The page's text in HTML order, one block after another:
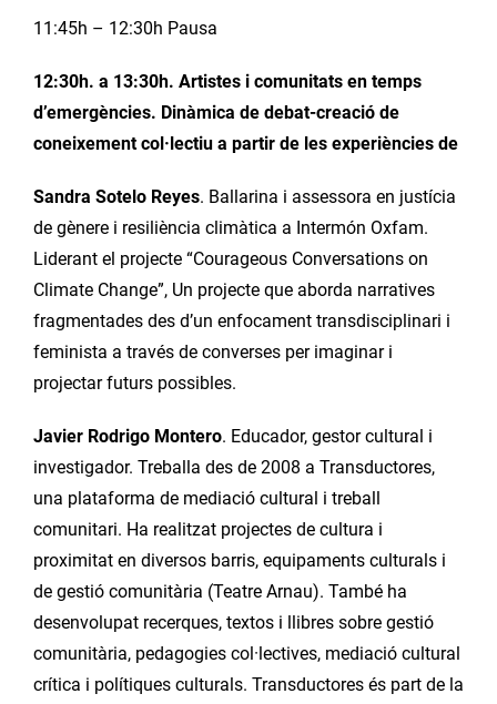
11:45h – 12:30h Pausa
12:30h. a 13:30h. Artistes i comunitats en temps
d’emergències. Dinàmica de debat-creació de
coneixement col·lectiu a partir de les experiències de
Sandra Sotelo Reyes. Ballarina i assessora en justícia
de gènere i resiliència climàtica a Intermón Oxfam.
Liderant el projecte “Courageous Conversations on
Climate Change”, Un projecte que aborda narratives
fragmentades des d’un enfocament transdisciplinari i
feminista a través de converses per imaginar i
projectar futurs possibles.
Javier Rodrigo Montero. Educador, gestor cultural i
investigador. Treballa des de 2008 a Transductores,
una plataforma de mediació cultural i treball
comunitari. Ha realitzat projectes de cultura i
proximitat en diversos barris, equipaments culturals i
de gestió comunitària (Teatre Arnau). També ha
desenvolupat recerques, textos i llibres sobre gestió
comunitària, pedagogies col·lectives, mediació cultural
crítica i polítiques culturals. Transductores és part de la